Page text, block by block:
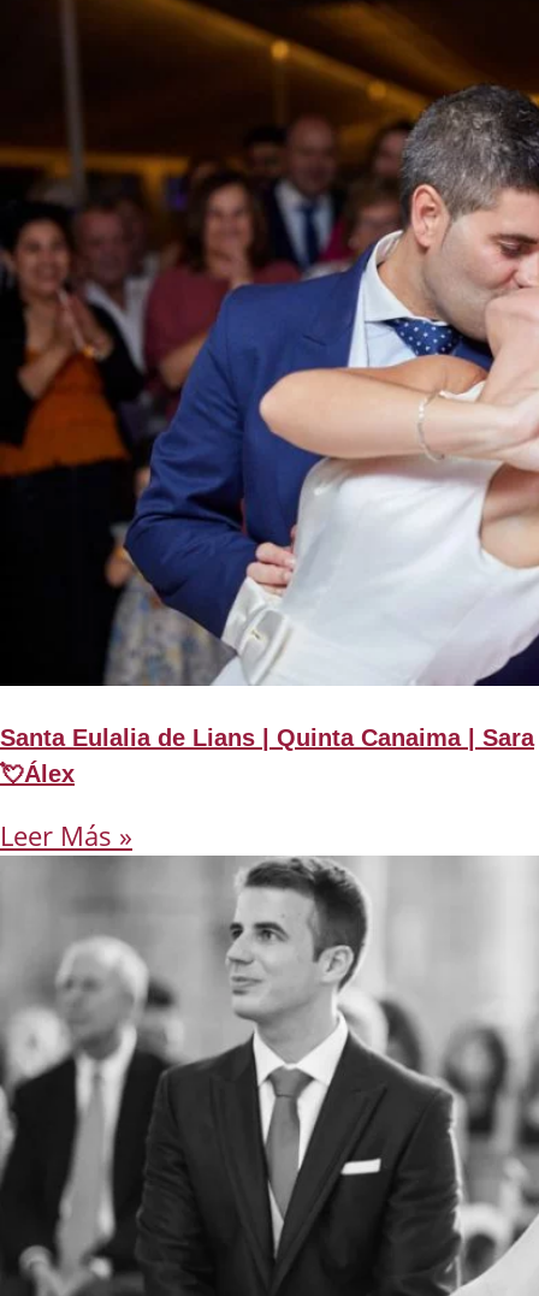
Santa Eulalia de Lians | Quinta Canaima | Sara
💘Álex
Leer Más »